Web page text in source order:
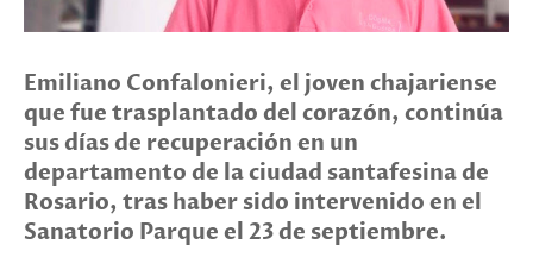
Emiliano Confalonieri, el joven chajariense
que fue trasplantado del corazón, continúa
sus días de recuperación en un
departamento de la ciudad santafesina de
Rosario, tras haber sido intervenido en el
Sanatorio Parque el 23 de septiembre.